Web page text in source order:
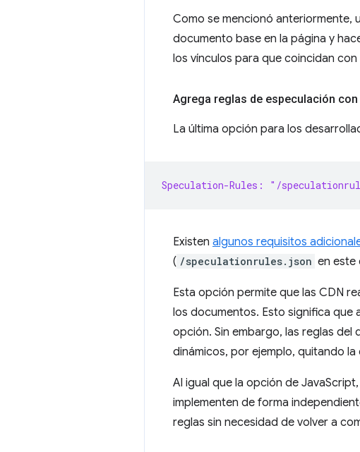
Como se mencionó anteriormente,
documento base en la página y
los vínculos para que coincidan con
Agrega reglas de especulación con
La última opción para los
Speculation-Rules: "/
Existen algunos requisitos
( /speculationrules.json en este
Esta opción permite que las CDN
los documentos. Esto significa que
opción. Sin embargo, las reglas
dinámicos, por ejemplo, quitando la
Al igual que la opción de
implementen de forma
reglas sin necesidad de volver a